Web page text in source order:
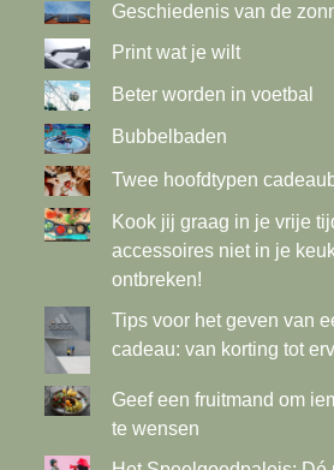
Geschiedenis van de
Print wat je wilt
Beter worden in voetbal
Bubbelbaden
Twee hoofdtypen
Kook jij graag in je vrije
accessoires niet in je
ontbreken!
Tips voor het geven van
cadeau: van korting tot
Geef een fruitmand om
te wensen